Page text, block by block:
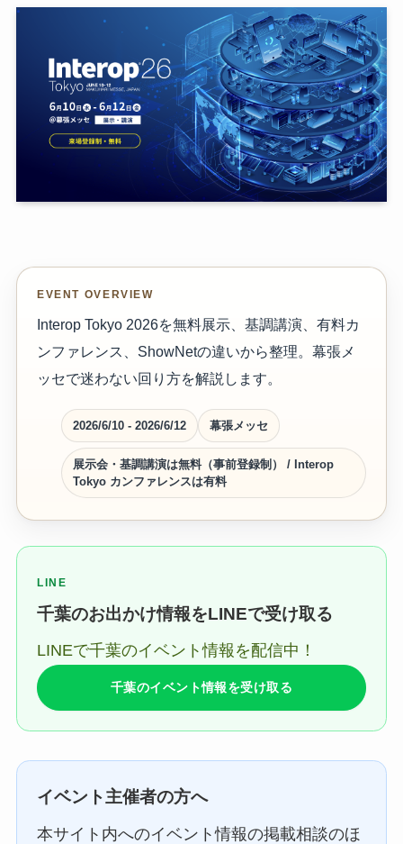
EVENT OVERVIEW
Interop Tokyo 2026を無料展示、基調講演、有料カ
ンファレンス、ShowNetの違いから整理。幕張メ
ッセで迷わない回り方を解説します。
2026/6/10 - 2026/6/12 幕張メッセ
展示会・基調講演は無料（事前登録制） / Interop
Tokyo カンファレンスは有料
LINE
千葉のお出かけ情報をLINEで受け取る
LINEで千葉のイベント情報を配信中！
千葉のイベント情報を受け取る
イベント主催者の方へ
本サイト内へのイベント情報の掲載相談のほ